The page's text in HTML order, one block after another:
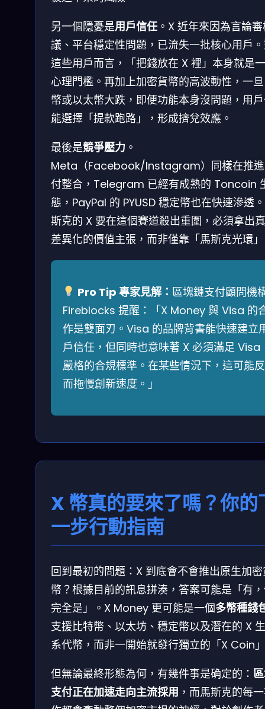
另一個隱憂是用戶信任 。X 近年來因為言論
議、平台穩定性問題，已流失一批核心用戶
這些用戶而言，「把錢放在 X 裡」本身就是
心理門檻。再加上加密貨幣的高波動性，一
幣或以太幣大跌，即便功能本身沒問題，用
能選擇「提款跑路」，形成擠兌效應。
最後是競爭壓力 。
Meta（Facebook/Instagram）同樣在推
付整合，Telegram 已經有成熟的 Toncoin
態，PayPal 的 PYUSD 穩定幣也在快速滲透
斯克的 X 要在這個賽道殺出重圍，必須拿出
差異化的價值主張，而非僅靠「馬斯克光環
Pro Tip 專家見解： 區塊鏈支付顧問機
Fireblocks 提醒：「X Money 與 Visa 的
作是雙面刃。Visa 的品牌背書能快速建立
戶信任，但同時也意味著 X 必須滿足 Visa
嚴格的合規標準。在某些情況下，這可能反
而拖慢創新速度。」
X 幣真的要來了嗎？你的
一步行動指南
回到最初的問題：X 到底會不會推出原生加
幣？根據目前的訊息拼湊，答案可能是「有
完全是」。X Money 更可能是一個多幣種錢
支援比特幣、以太坊、穩定幣以及潛在的 X
系代幣，而非一開始就發行獨立的「X Coin
但無論最終形態為何，有幾件事是确定的：
支付正在加速走向主流採用 ，而馬斯克的每